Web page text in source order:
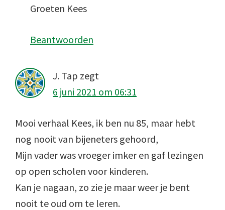
Groeten Kees
Beantwoorden
J. Tap zegt
6 juni 2021 om 06:31
Mooi verhaal Kees, ik ben nu 85, maar hebt
nog nooit van bijeneters gehoord,
Mijn vader was vroeger imker en gaf lezingen
op open scholen voor kinderen.
Kan je nagaan, zo zie je maar weer je bent
nooit te oud om te leren.